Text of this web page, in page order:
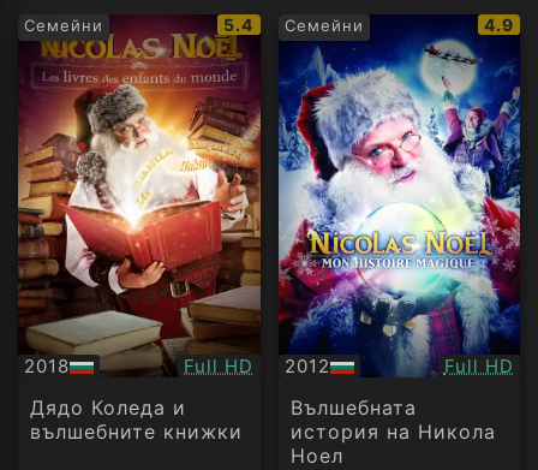
Семейни
IMDb
рейтинг:
5.4
2018
БГ
аудио
Качество:
Full HD
Дядо Коледа и
вълшебните книжки
Семейни
IMDb
4.9
2012
БГ
аудио
Full HD
Вълшебната
история на Никола
Ноел